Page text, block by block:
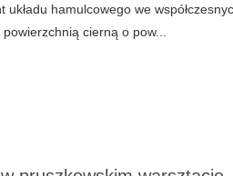
hamulcowego we
cierną o pow...